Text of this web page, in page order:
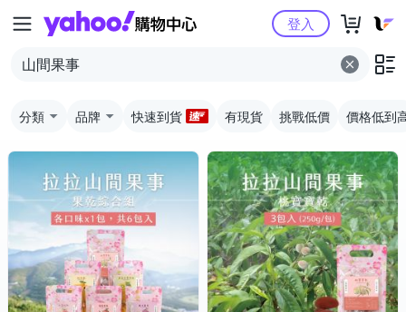
Yahoo購物中心登入
分類 品牌 快速到貨 有現貨 挑戰低價 價格低到